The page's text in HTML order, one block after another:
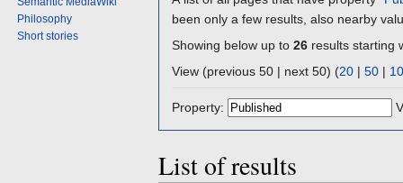
been only a few results, also nearby
Showing below up to 26 results starting
View (previous 50 | next 50) (20 | 50 |
Property:
List of results
Philosophy
Short stories